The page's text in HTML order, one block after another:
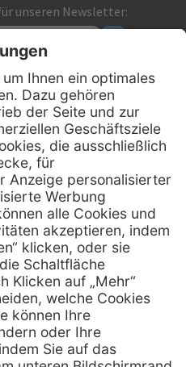
unseren Newsletter:
GmbH
Straße 7
- 633 43 66
mediquick.de
Hilfe
FAQs
Kontakt
Lob & Kritik